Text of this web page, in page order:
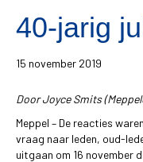
40-jarig
15 november 2019
Door Joyce Smits
Meppel – De reacties
vraag naar leden, oud-
uitgaan om 16 november